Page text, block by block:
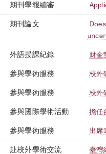
期刊學報編審
期刊論文
外語授課紀錄 財金
參與學術服務 校外
參與學術服務 校外
參與國際學術活動 擔任
參與學術服務 出席
赴校外學術交流 臺灣